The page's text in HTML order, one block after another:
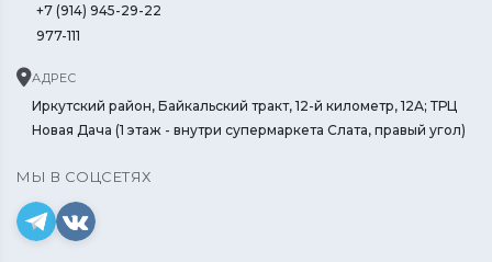
+7 (914) 945-29-22
977-111
АДРЕС
Иркутский район, Байкальский тракт, 12-й километр, 12А; ТРЦ
Новая Дача (1 этаж - внутри супермаркета Слата, правый угол)
МЫ В СОЦСЕТЯХ